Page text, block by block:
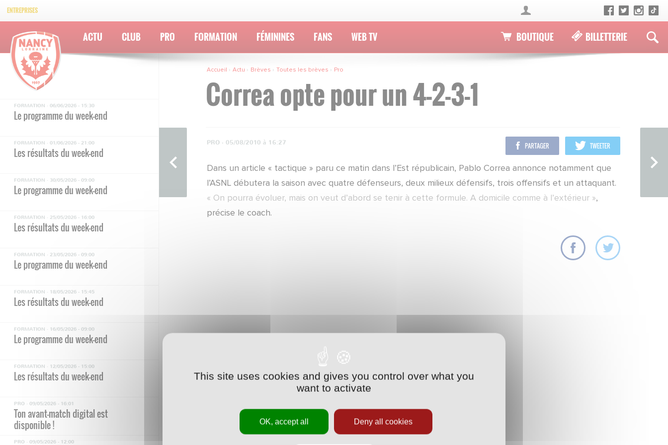
ENTREPRISES
ACTU CLUB PRO FORMATION FÉMININES FANS WEB TV BOUTIQUE BILLETTERIE
FORMATION · 06/06/2026 - 15:30
Le programme du week-end
FORMATION · 01/06/2026 - 21:00
Les résultats du week-end
FORMATION · 30/05/2026 - 09:00
Le programme du week-end
FORMATION · 25/05/2026 - 16:00
Les résultats du week-end
FORMATION · 23/05/2026 - 09:00
Le programme du week-end
FORMATION · 18/05/2026 - 15:45
Les résultats du week-end
FORMATION · 16/05/2026 - 09:00
Le programme du week-end
FORMATION · 12/05/2026 - 15:00
Les résultats du week-end
PRO · 09/05/2026 - 16:01
Ton avant-match digital est
disponible !
PRO · 09/05/2026 - 12:00
Accueil Actu Brèves Toutes les brèves Pro
Correa opte pour un 4-2-3-1
PRO · 05/08/2010 à 16:27 PARTAGER TWEETER
Dans un article « tactique » paru ce matin dans l’Est républicain, Pablo Correa annonce notamment que
l’ASNL débutera la saison avec quatre défenseurs, deux milieux défensifs, trois offensifs et un attaquant.
« On pourra évoluer, mais on veut d’abord se tenir à cette formule. A domicile comme à l’extérieur »,
précise le coach.
This site uses cookies and gives you control over what you
want to activate
OK, accept all Deny all cookies